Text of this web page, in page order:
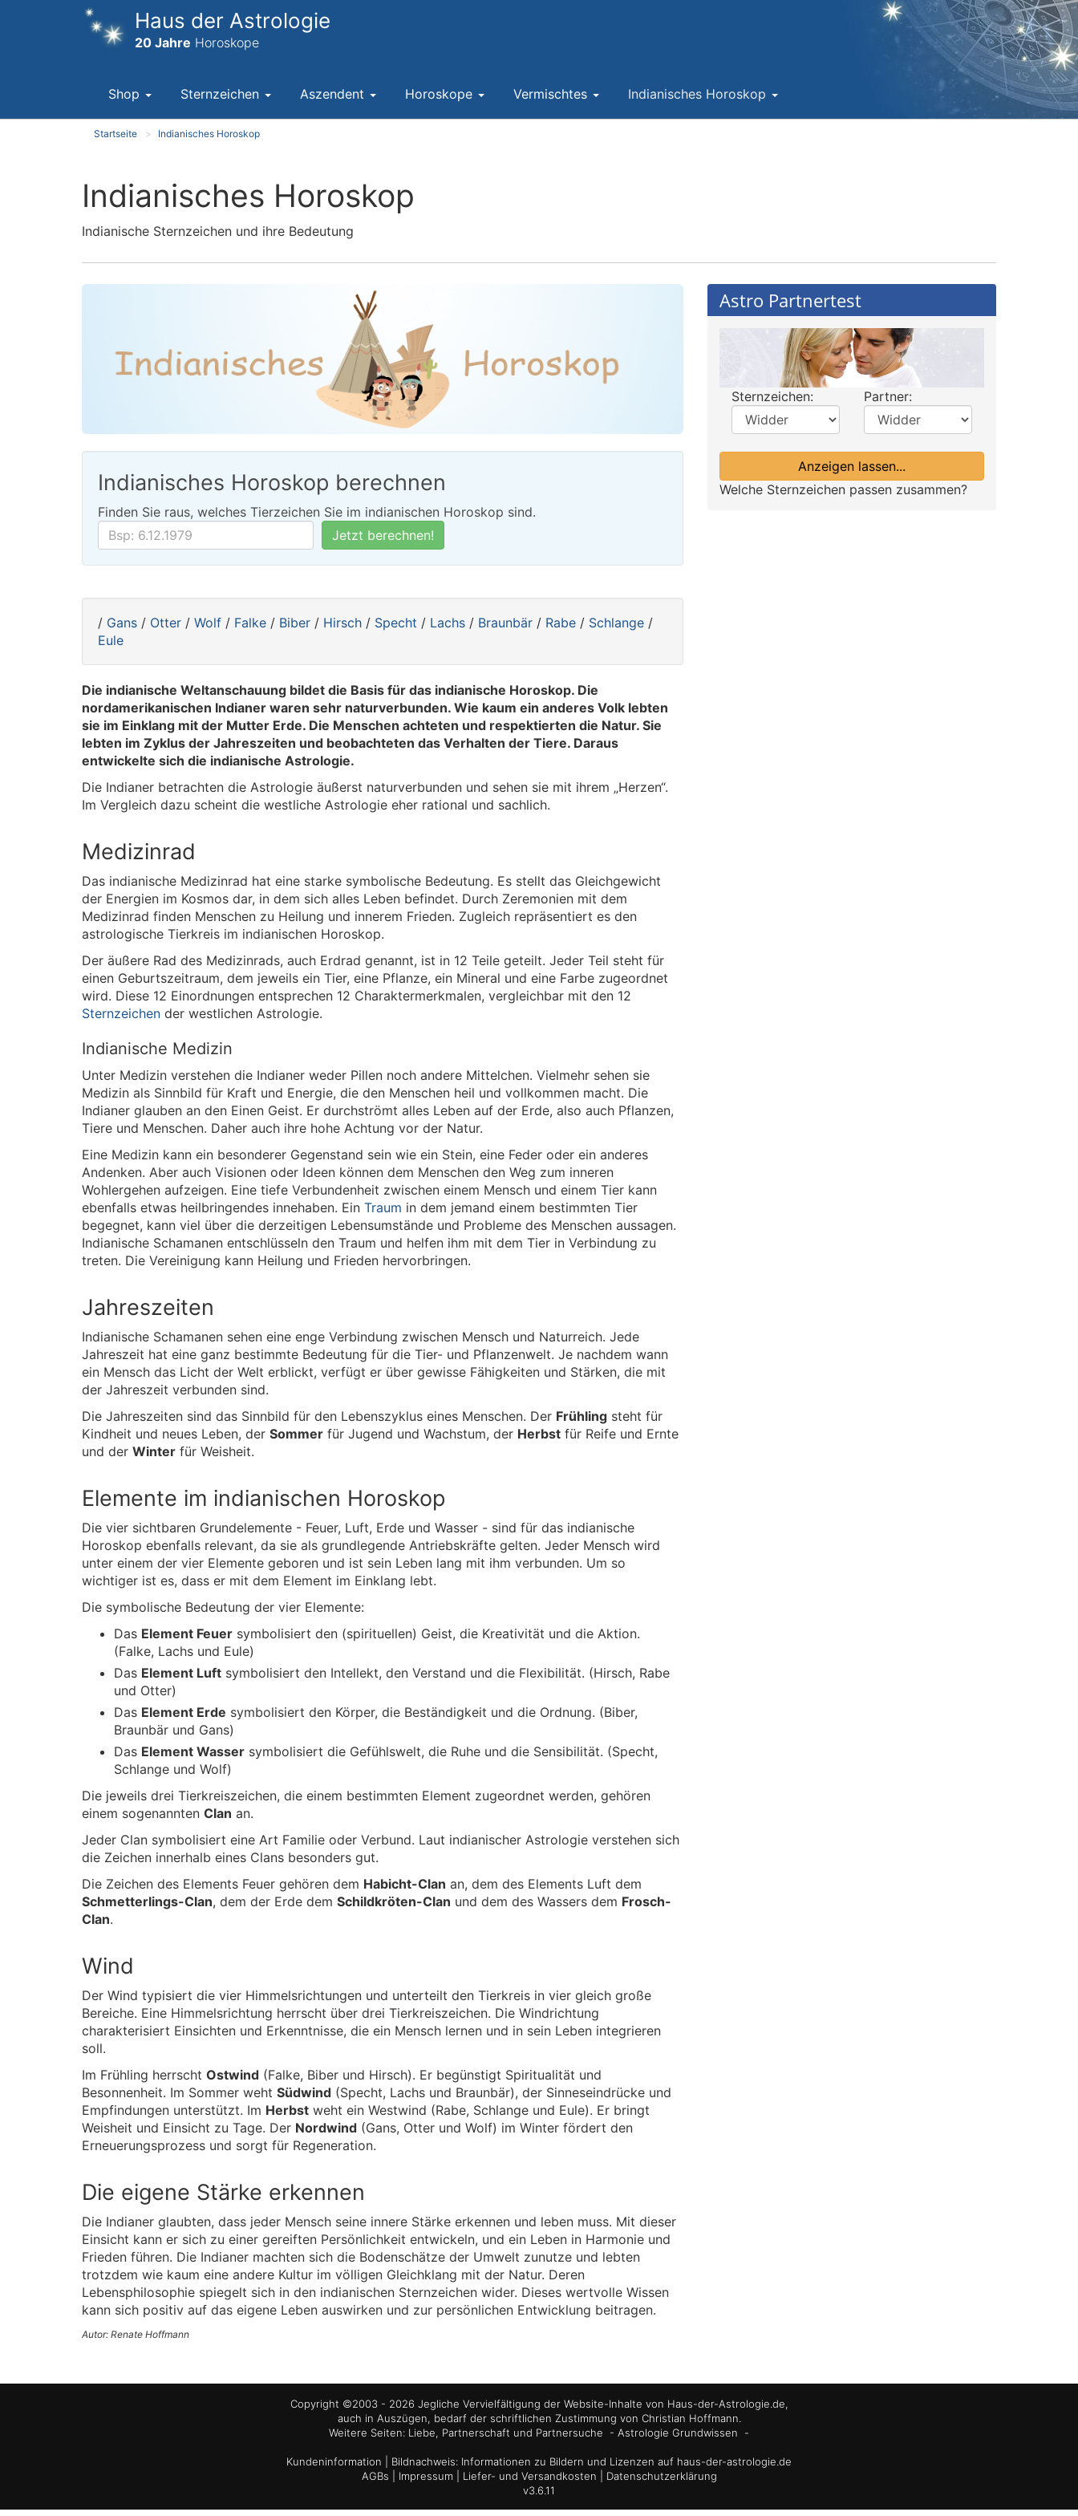
Haus der Astrologie
20 Jahre Horoskope
Shop Sternzeichen Aszendent Horoskope Vermischtes Indianisches Horoskop
Startseite Indianisches Horoskop
Indianisches Horoskop
Indianische Sternzeichen und ihre Bedeutung
Indianisches Horoskop berechnen
Finden Sie raus, welches Tierzeichen Sie im indianischen Horoskop sind.
Geburtsdatum
Jetzt berechnen!
/ Gans / Otter / Wolf / Falke / Biber / Hirsch / Specht / Lachs / Braunbär / Rabe / Schlange /
Eule
Die indianische Weltanschauung bildet die Basis für das indianische Horoskop. Die
nordamerikanischen Indianer waren sehr naturverbunden. Wie kaum ein anderes Volk lebten
sie im Einklang mit der Mutter Erde. Die Menschen achteten und respektierten die Natur. Sie
lebten im Zyklus der Jahreszeiten und beobachteten das Verhalten der Tiere. Daraus
entwickelte sich die indianische Astrologie.
Die Indianer betrachten die Astrologie äußerst naturverbunden und sehen sie mit ihrem „Herzen“.
Im Vergleich dazu scheint die westliche Astrologie eher rational und sachlich.
Medizinrad
Das indianische Medizinrad hat eine starke symbolische Bedeutung. Es stellt das Gleichgewicht
der Energien im Kosmos dar, in dem sich alles Leben befindet. Durch Zeremonien mit dem
Medizinrad finden Menschen zu Heilung und innerem Frieden. Zugleich repräsentiert es den
astrologische Tierkreis im indianischen Horoskop.
Der äußere Rad des Medizinrads, auch Erdrad genannt, ist in 12 Teile geteilt. Jeder Teil steht für
einen Geburtszeitraum, dem jeweils ein Tier, eine Pflanze, ein Mineral und eine Farbe zugeordnet
wird. Diese 12 Einordnungen entsprechen 12 Charaktermerkmalen, vergleichbar mit den 12
Sternzeichen der westlichen Astrologie.
Indianische Medizin
Unter Medizin verstehen die Indianer weder Pillen noch andere Mittelchen. Vielmehr sehen sie
Medizin als Sinnbild für Kraft und Energie, die den Menschen heil und vollkommen macht. Die
Indianer glauben an den Einen Geist. Er durchströmt alles Leben auf der Erde, also auch Pflanzen,
Tiere und Menschen. Daher auch ihre hohe Achtung vor der Natur.
Eine Medizin kann ein besonderer Gegenstand sein wie ein Stein, eine Feder oder ein anderes
Andenken. Aber auch Visionen oder Ideen können dem Menschen den Weg zum inneren
Wohlergehen aufzeigen. Eine tiefe Verbundenheit zwischen einem Mensch und einem Tier kann
ebenfalls etwas heilbringendes innehaben. Ein Traum in dem jemand einem bestimmten Tier
begegnet, kann viel über die derzeitigen Lebensumstände und Probleme des Menschen aussagen.
Indianische Schamanen entschlüsseln den Traum und helfen ihm mit dem Tier in Verbindung zu
treten. Die Vereinigung kann Heilung und Frieden hervorbringen.
Jahreszeiten
Indianische Schamanen sehen eine enge Verbindung zwischen Mensch und Naturreich. Jede
Jahreszeit hat eine ganz bestimmte Bedeutung für die Tier- und Pflanzenwelt. Je nachdem wann
ein Mensch das Licht der Welt erblickt, verfügt er über gewisse Fähigkeiten und Stärken, die mit
der Jahreszeit verbunden sind.
Die Jahreszeiten sind das Sinnbild für den Lebenszyklus eines Menschen. Der Frühling steht für
Kindheit und neues Leben, der Sommer für Jugend und Wachstum, der Herbst für Reife und Ernte
und der Winter für Weisheit.
Elemente im indianischen Horoskop
Die vier sichtbaren Grundelemente - Feuer, Luft, Erde und Wasser - sind für das indianische
Horoskop ebenfalls relevant, da sie als grundlegende Antriebskräfte gelten. Jeder Mensch wird
unter einem der vier Elemente geboren und ist sein Leben lang mit ihm verbunden. Um so
wichtiger ist es, dass er mit dem Element im Einklang lebt.
Die symbolische Bedeutung der vier Elemente:
Das Element Feuer symbolisiert den (spirituellen) Geist, die Kreativität und die Aktion.
(Falke, Lachs und Eule)
Das Element Luft symbolisiert den Intellekt, den Verstand und die Flexibilität. (Hirsch, Rabe
und Otter)
Das Element Erde symbolisiert den Körper, die Beständigkeit und die Ordnung. (Biber,
Braunbär und Gans)
Das Element Wasser symbolisiert die Gefühlswelt, die Ruhe und die Sensibilität. (Specht,
Schlange und Wolf)
Die jeweils drei Tierkreiszeichen, die einem bestimmten Element zugeordnet werden, gehören
einem sogenannten Clan an.
Jeder Clan symbolisiert eine Art Familie oder Verbund. Laut indianischer Astrologie verstehen sich
die Zeichen innerhalb eines Clans besonders gut.
Die Zeichen des Elements Feuer gehören dem Habicht-Clan an, dem des Elements Luft dem
Schmetterlings-Clan, dem der Erde dem Schildkröten-Clan und dem des Wassers dem Frosch-
Clan.
Wind
Der Wind typisiert die vier Himmelsrichtungen und unterteilt den Tierkreis in vier gleich große
Bereiche. Eine Himmelsrichtung herrscht über drei Tierkreiszeichen. Die Windrichtung
charakterisiert Einsichten und Erkenntnisse, die ein Mensch lernen und in sein Leben integrieren
soll.
Im Frühling herrscht Ostwind (Falke, Biber und Hirsch). Er begünstigt Spiritualität und
Besonnenheit. Im Sommer weht Südwind (Specht, Lachs und Braunbär), der Sinneseindrücke und
Empfindungen unterstützt. Im Herbst weht ein Westwind (Rabe, Schlange und Eule). Er bringt
Weisheit und Einsicht zu Tage. Der Nordwind (Gans, Otter und Wolf) im Winter fördert den
Erneuerungsprozess und sorgt für Regeneration.
Die eigene Stärke erkennen
Die Indianer glaubten, dass jeder Mensch seine innere Stärke erkennen und leben muss. Mit dieser
Einsicht kann er sich zu einer gereiften Persönlichkeit entwickeln, und ein Leben in Harmonie und
Frieden führen. Die Indianer machten sich die Bodenschätze der Umwelt zunutze und lebten
trotzdem wie kaum eine andere Kultur im völligen Gleichklang mit der Natur. Deren
Lebensphilosophie spiegelt sich in den indianischen Sternzeichen wider. Dieses wertvolle Wissen
kann sich positiv auf das eigene Leben auswirken und zur persönlichen Entwicklung beitragen.
Autor: Renate Hoffmann
Astro Partnertest
Sternzeichen: Partner:
Anzeigen lassen...
Welche Sternzeichen passen zusammen?
Copyright ©2003 - 2026 Jegliche Vervielfältigung der Website-Inhalte von Haus-der-Astrologie.de,
auch in Auszügen, bedarf der schriftlichen Zustimmung von Christian Hoffmann.
Weitere Seiten: Liebe, Partnerschaft und Partnersuche - Astrologie Grundwissen -
Kundeninformation | Bildnachweis: Informationen zu Bildern und Lizenzen auf haus-der-astrologie.de
AGBs
Impressum Liefer- und Versandkosten
Datenschutzerklärung
v3.6.11